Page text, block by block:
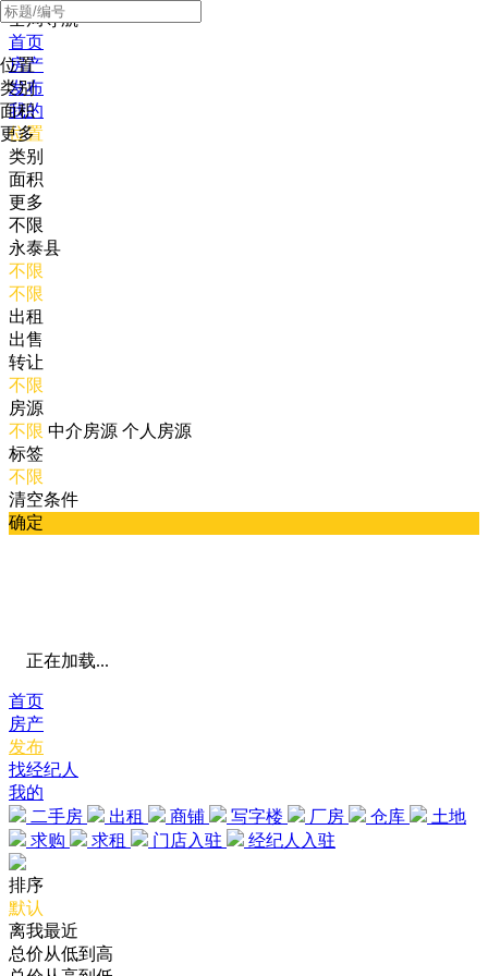
全局导航
首页
房产
发布
我的
位置
类别
面积
更多
位置
类别
面积
更多
不限
永泰县
不限
不限
出租
出售
转让
不限
房源
不限 中介房源 个人房源
标签
不限
清空条件
确定
正在加载...
首页
房产
发布
找经纪人
我的
二手房
出租 商铺 写字楼 厂房 仓库
土地
求购
求租 门店入驻 经纪人入驻
排序
默认
离我最近
总价从低到高